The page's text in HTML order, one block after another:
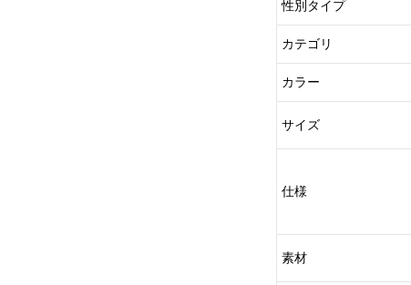
性別タイプ
カテゴリ
カラー
サイズ
仕様
素材